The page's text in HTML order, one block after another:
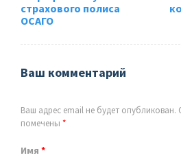
страхового полиса
ОСАГО
Ваш комментарий
Ваш адрес email не будет опубликован.
помечены *
Имя *